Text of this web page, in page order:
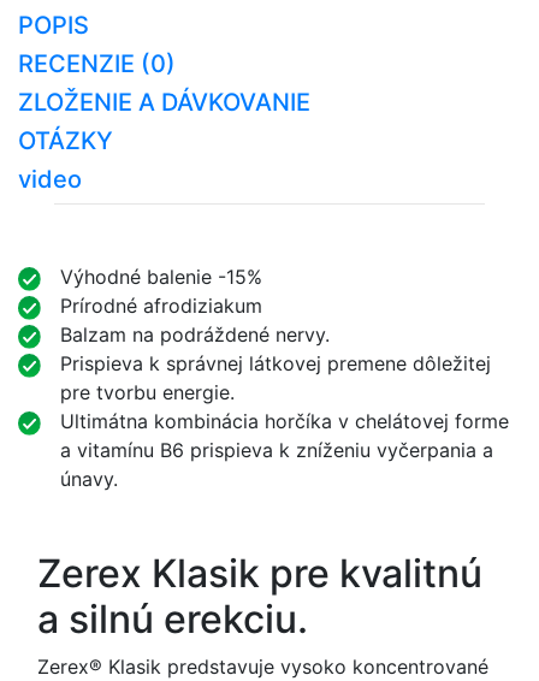
POPIS
RECENZIE (0)
ZLOŽENIE A DÁVKOVANIE
OTÁZKY
video
Výhodné balenie -15%
Prírodné afrodiziakum
Balzam na podráždené nervy.
Prispieva k správnej látkovej premene dôležitej
pre tvorbu energie.
Ultimátna kombinácia horčíka v chelátovej forme
a vitamínu B6 prispieva k zníženiu vyčerpania a
únavy.
Zerex Klasik pre kvalitnú
a silnú erekciu.
Zerex® Klasik predstavuje vysoko koncentrované